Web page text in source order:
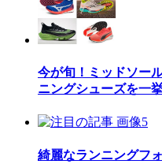
今が旬！ミッドソー
ニングシューズを一
綺麗なランニングフ